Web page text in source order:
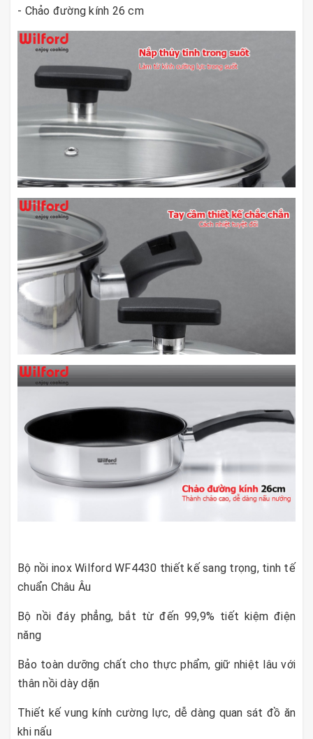
- Chảo đường kính 26 cm
Bộ nồi inox Wilford WF4430 thiết kế sang trọng, tinh tế
chuẩn Châu Âu
Bộ nồi đáy phẳng, bắt từ đến 99,9% tiết kiệm điện
năng
Bảo toàn dưỡng chất cho thực phẩm, giữ nhiệt lâu với
thân nồi dày dặn
Thiết kế vung kính cường lực, dễ dàng quan sát đồ ăn
khi nấu